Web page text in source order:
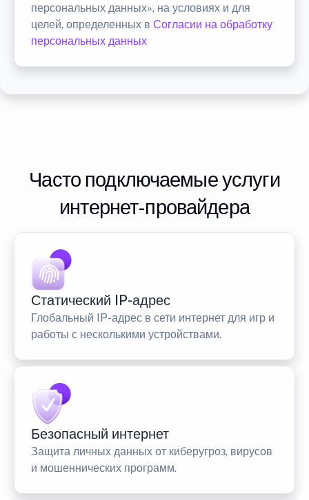
персональных данных», на условиях и для
целей, определенных в Согласии на обработку
персональных данных
Часто подключаемые услуги
интернет-провайдера
Статический IP-адрес
Глобальный IP-адрес в сети интернет для игр и
работы с несколькими устройствами.
Безопасный интернет
Защита личных данных от киберугроз, вирусов
и мошеннических программ.